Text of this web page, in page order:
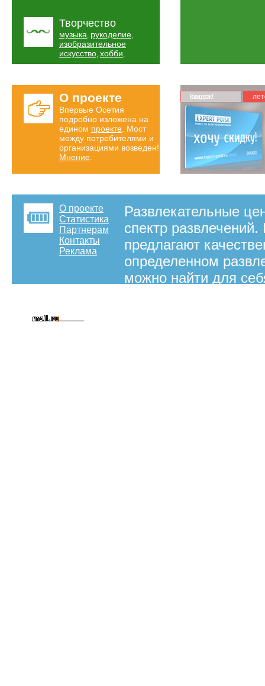
Творчество
музыка, рукоделие,
изобразительное
искусство, хобби,
О проекте
Впервые Осетия
подробно изложена на
едином проекте . Мост
между потребителями и
организациями возведен!
Мнение
Карта скидок!
О проекте
Статистика
Партнерам
Контакты
Реклама
Развлекательные
спектр
предлагают
определенном
можно найти для